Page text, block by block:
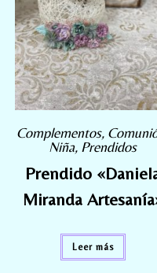
Complementos,
Niña, Prendidos
Prendido
Miranda
Leer más